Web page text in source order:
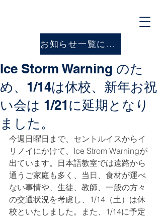
お知らせ一覧に戻る
Ice Storm Warning のた
め、1/14は休校、新年お祝
い会は 1/21に延期となり
ました。
今週日曜日まで、セントルイスからイ
リノイにかけて、Ice Strom Warningが
出ています。日本語教室では遠路から
通うご家庭も多く、当日、食材が運べ
ない事情や、生徒、教師、一般の方々
の交通状況を考慮し、1/14（土）は休
校といたしました。また、1/14に予定